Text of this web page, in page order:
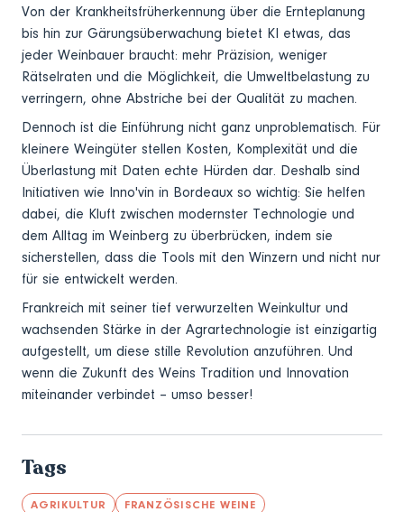
Von der Krankheitsfrüherkennung über die Ernteplanung
bis hin zur Gärungsüberwachung bietet KI etwas, das
jeder Weinbauer braucht: mehr Präzision, weniger
Rätselraten und die Möglichkeit, die Umweltbelastung zu
verringern, ohne Abstriche bei der Qualität zu machen.
Dennoch ist die Einführung nicht ganz unproblematisch. Für
kleinere Weingüter stellen Kosten, Komplexität und die
Überlastung mit Daten echte Hürden dar. Deshalb sind
Initiativen wie Inno'vin in Bordeaux so wichtig: Sie helfen
dabei, die Kluft zwischen modernster Technologie und
dem Alltag im Weinberg zu überbrücken, indem sie
sicherstellen, dass die Tools mit den Winzern und nicht nur
für sie entwickelt werden.
Frankreich mit seiner tief verwurzelten Weinkultur und
wachsenden Stärke in der Agrartechnologie ist einzigartig
aufgestellt, um diese stille Revolution anzuführen. Und
wenn die Zukunft des Weins Tradition und Innovation
miteinander verbindet – umso besser!
Tags
AGRIKULTUR FRANZÖSISCHE WEINE